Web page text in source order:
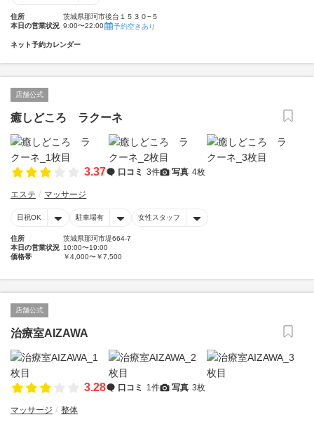
住所
茨城県那珂市後台１５３０−５
本日の営業状況 9:00〜22:00 予約空きあり
ネット予約カレンダー
店舗公式
癒しどころ ラクーネ
3.37 口コミ 3件 写真 4枚
エステ マッサージ
日祝OK 駐車場有 女性スタッフ
住所
茨城県那珂市堤664-7
本日の営業状況 10:00〜19:00
価格帯
￥4,000〜￥7,500
店舗公式
治療室AIZAWA
3.28 口コミ 1件 写真 3枚
マッサージ 整体